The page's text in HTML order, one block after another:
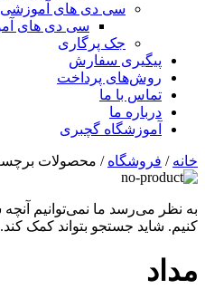
سی دی های آموزشی
سی دی های
جک پرگاری
پیگیری سفارش
روش‌های پرداخت
تماس با ما
درباره ما
آموزشگاه گچبری
خانه / فروشگاه / محصولات
به نظر می‌رسد ما نمی‌توانیم آنچه
کنیم. شاید جستجو بتواند کمک کند.
مداد